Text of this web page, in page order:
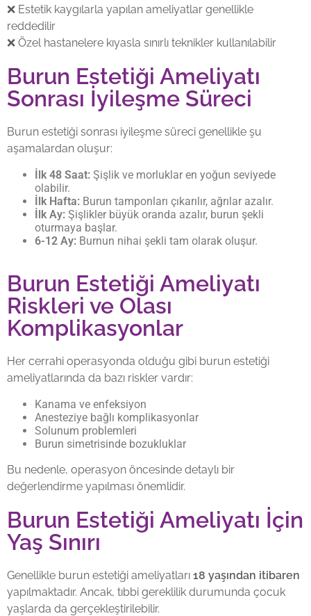
❌ Estetik kaygılarla yapılan ameliyatlar genellikle
reddedilir
❌ Özel hastanelere kıyasla sınırlı teknikler kullanılabilir
Burun Estetiği Ameliyatı
Sonrası İyileşme Süreci
Burun estetiği sonrası iyileşme süreci genellikle şu
aşamalardan oluşur:
İlk 48 Saat: Şişlik ve morluklar en yoğun seviyede
olabilir.
İlk Hafta: Burun tamponları çıkarılır, ağrılar azalır.
İlk Ay: Şişlikler büyük oranda azalır, burun şekli
oturmaya başlar.
6-12 Ay: Burnun nihai şekli tam olarak oluşur.
Burun Estetiği Ameliyatı
Riskleri ve Olası
Komplikasyonlar
Her cerrahi operasyonda olduğu gibi burun estetiği
ameliyatlarında da bazı riskler vardır:
Kanama ve enfeksiyon
Anesteziye bağlı komplikasyonlar
Solunum problemleri
Burun simetrisinde bozukluklar
Bu nedenle, operasyon öncesinde detaylı bir
değerlendirme yapılması önemlidir.
Burun Estetiği Ameliyatı İçin
Yaş Sınırı
Genellikle burun estetiği ameliyatları 18 yaşından itibaren
yapılmaktadır. Ancak, tıbbi gereklilik durumunda çocuk
yaşlarda da gerçekleştirilebilir.